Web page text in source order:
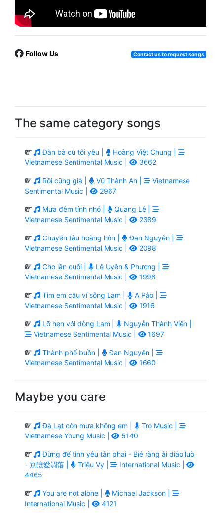
Follow Us Contact us to request songs
The same category songs
Đàn bà cũ tôi yêu |
Hoàng Việt Chung |
Vietnamese Sentimental Music |
3662
Rồi cũng già | Vũ Thành An |
Vietnamese
Sentimental Music |
2967
Mưa đêm tỉnh nhỏ |
Quang Lê |
Vietnamese Sentimental Music |
2389
Chuyến tàu hoàng hôn |
Đan Nguyên |
Vietnamese Sentimental Music |
2098
Cho lần cuối |
Lê Uyên & Phương |
Vietnamese Sentimental Music |
1998
Tìm em câu ví sông Lam |
A Páo |
Vietnamese Sentimental Music |
1916
Lỡ hẹn với dòng Lam |
Nguyễn Thành Viên |
Vietnamese Sentimental Music |
1697
Thành phố buồn |
Đan Nguyên |
Vietnamese Sentimental Music |
1660
Maybe you care
Đà Lạt còn mưa không em |
Tro Music |
Vietnamese Young Music |
5140
Đừng để tình yêu tàn phai - Bié ràng ài diāo luò
- 別讓愛凋落 |
Triệu Vy |
International Music |
4465
You are not alone |
Michael Jackson |
International Music |
4121